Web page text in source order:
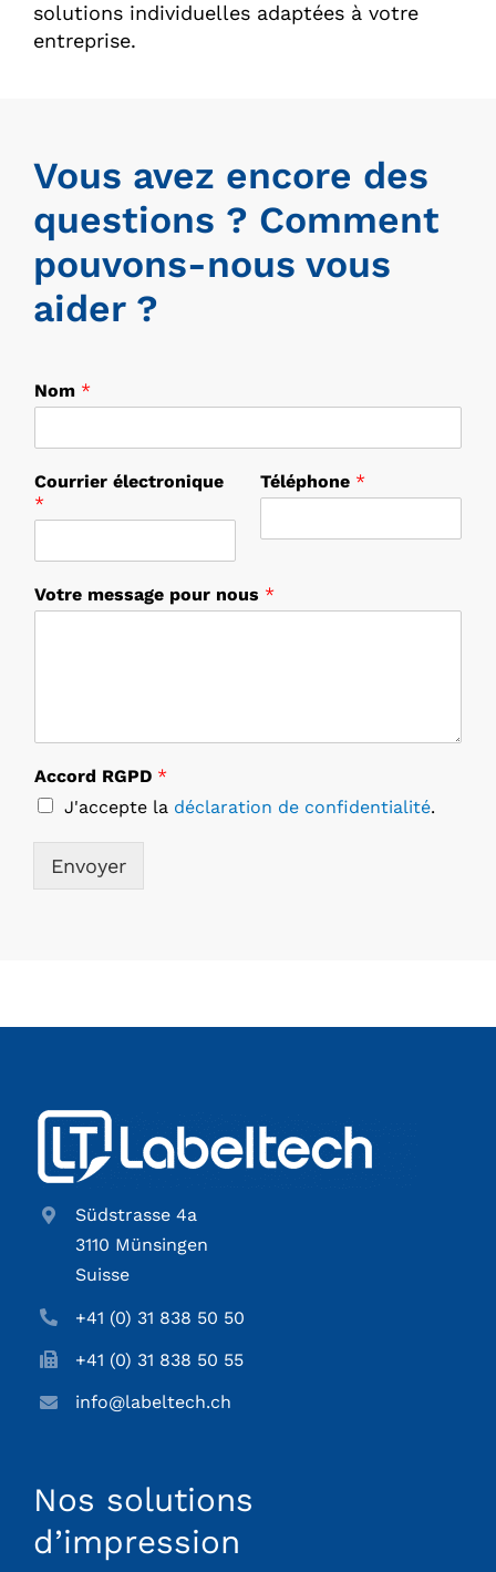
solutions individuelles adaptées à votre
entreprise.
Vous avez encore des
questions ? Comment
pouvons-nous vous
aider ?
Nom *
Courrier électronique
*
Téléphone *
Votre message pour nous *
Accord RGPD *
J'accepte la déclaration de confidentialité.
Envoyer
Südstrasse 4a
3110 Münsingen
Suisse
+41 (0) 31 838 50 50
+41 (0) 31 838 50 55
info@labeltech.ch
Nos solutions
d’impression